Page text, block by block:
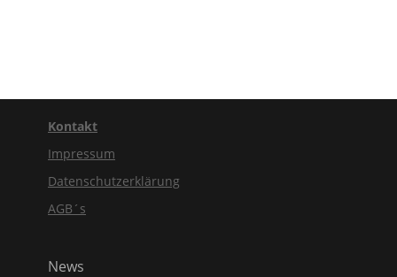
Kontakt
Impressum
Datenschutzerklärung
AGB´s
News